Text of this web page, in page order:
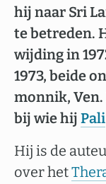
hij naar Sri
te betreden.
wijding in
1973, beide
monnik, Ven.
bij wie hij Pali
Hij is de
over het